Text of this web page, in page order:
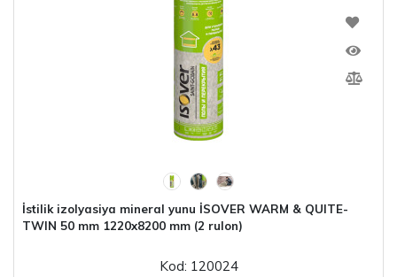
İstilik izolyasiya mineral yunu İSOVER WARM & QUITE-
TWIN 50 mm 1220x8200 mm (2 rulon)
Kod: 120024